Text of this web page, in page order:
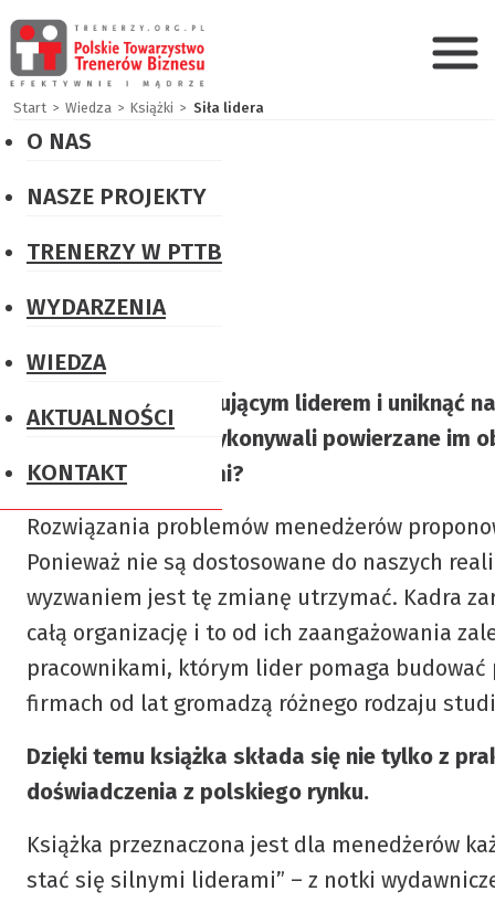
O NAS
skrócie
Misja
Wizja
Władze
PTTB
Członkowie
honorowi
Deklaracja
członkowska
Statut
PTTB
About
PTTB
NASZE PROJEKTY
trenerska
PRK6
Konkursy
dla
Trenera
/
Biznesu”
Dobre
miejsce
na
szkolenie
KONFERENCJA
2026
–
więcej
TRENERZY W PTTB
WYDARZENIA
WIEDZA
AKTUALNOŚCI
KONTAKT
Start Wiedza Książki Siła lidera
„Jak stać się inspirującym liderem i uniknąć
odpowiedzialnie wykonywali powierzane im
współpracownikami?
Rozwiązania problemów menedżerów
Ponieważ nie są dostosowane do naszych
wyzwaniem jest tę zmianę utrzymać. Kadra
całą organizację i to od ich zaangażowania
pracownikami, którym lider pomaga
firmach od lat gromadzą różnego rodzaju
Dzięki temu książka składa się nie tylko z
doświadczenia z polskiego rynku.
Książka przeznaczona jest dla menedżerów
stać się silnymi liderami” – z notki